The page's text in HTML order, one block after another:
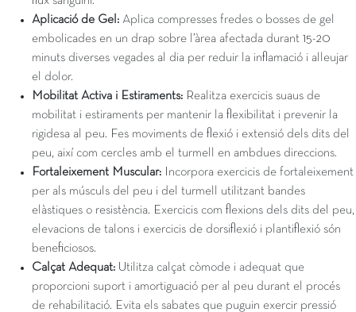
Aplicació de Gel: Aplica compresses fredes o bosses de gel
embolicades en un drap sobre l’àrea afectada durant 15-20
minuts diverses vegades al dia per reduir la inflamació i alleujar
el dolor.
Mobilitat Activa i Estiraments: Realitza exercicis suaus de
mobilitat i estiraments per mantenir la flexibilitat i prevenir la
rigidesa al peu. Fes moviments de flexió i extensió dels dits del
peu, així com cercles amb el turmell en ambdues direccions.
Fortaleixement Muscular: Incorpora exercicis de fortaleixement
per als músculs del peu i del turmell utilitzant bandes
elàstiques o resistència. Exercicis com flexions dels dits del peu,
elevacions de talons i exercicis de dorsiflexió i plantiflexió són
beneficiosos.
Calçat Adequat: Utilitza calçat còmode i adequat que
proporcioni suport i amortiguació per al peu durant el procés
de rehabilitació. Evita els sabates que puguin exercir pressió